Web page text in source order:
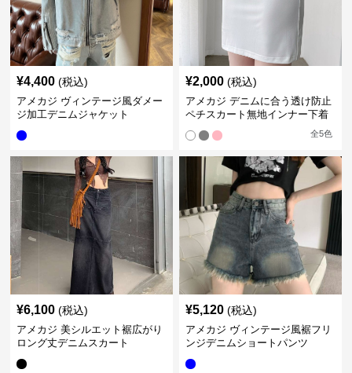
¥4,400 (税込)
アメカジ ヴィンテージ風ダメー
ジ加工デニムジャケット
¥2,000 (税込)
アメカジ デニムに合う透け防止
ペチスカート無地インナー下着
全5色
¥6,100 (税込)
アメカジ 美シルエット裾広がり
ロング丈デニムスカート
¥5,120 (税込)
アメカジ ヴィンテージ風裾フリ
ンジデニムショートパンツ